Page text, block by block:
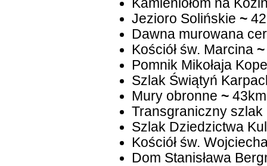
Kamieniołom na
Jezioro Solińskie ~
Dawna murowana
Kościół św. Marcina ~
Pomnik Mikołaja
Szlak Świątyń
Mury obronne ~43km
Transgraniczny
Szlak Dziedzictwa
Kościół św.
Dom Stanisława